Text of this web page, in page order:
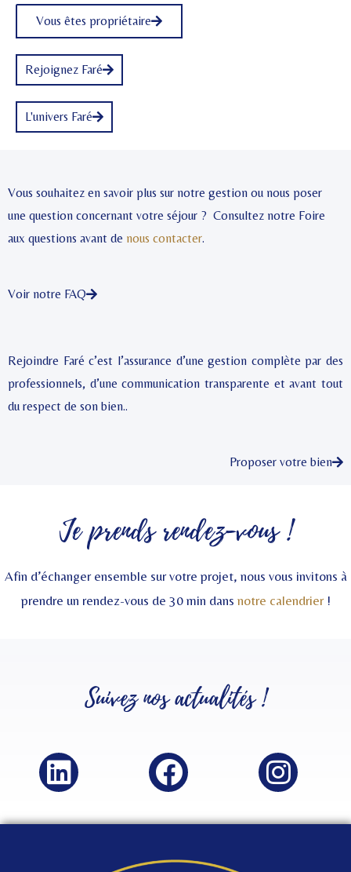
Vous êtes propriétaire
Rejoignez Faré
L'univers Faré
Vous souhaitez en savoir plus sur notre gestion ou nous poser
une question concernant votre séjour ? Consultez notre Foire
aux questions avant de nous contacter.
Voir notre FAQ
Rejoindre Faré c’est l’assurance d’une gestion complète par des
professionnels, d’une communication transparente et avant tout
du respect de son bien..
Proposer votre bien
Je prends rendez-vous !
Afin d’échanger ensemble sur votre projet, nous vous invitons à
prendre un rendez-vous de 30 min dans notre calendrier!
Suivez nosactualités !